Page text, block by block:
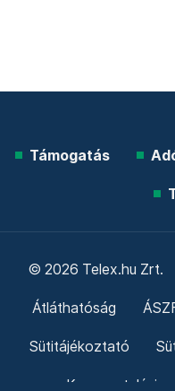
Támogatás
© 2026 Telex.hu Zrt.
Átláthatóság
Sütitájékoztató
Kommentelési